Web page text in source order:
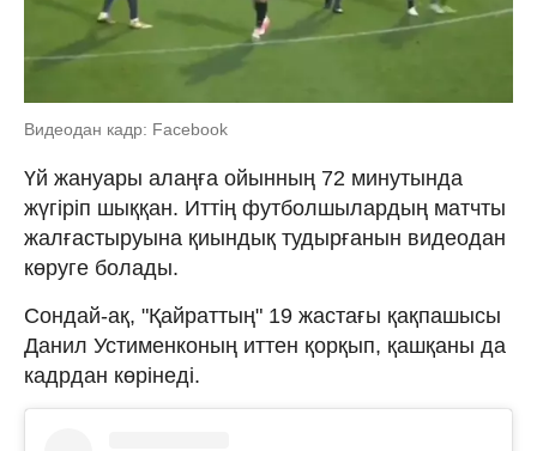
Видеодан кадр: Facebook
Үй жануары алаңға ойынның 72 минутында
жүгіріп шыққан. Иттің футболшылардың матчты
жалғастыруына қиындық тудырғанын видеодан
көруге болады.
Сондай-ақ, "Қайраттың" 19 жастағы қақпашысы
Данил Устименконың иттен қорқып, қашқаны да
кадрдан көрінеді.